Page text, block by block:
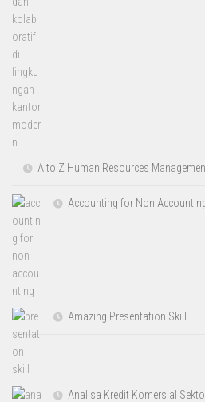
A to Z Human Resources
Accounting for Non
Amazing Presentation Skill
Analisa Kredit Komersial